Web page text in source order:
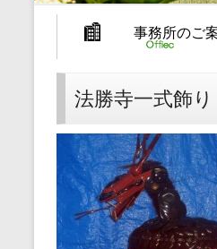
事務所のご
法勝寺一式飾り